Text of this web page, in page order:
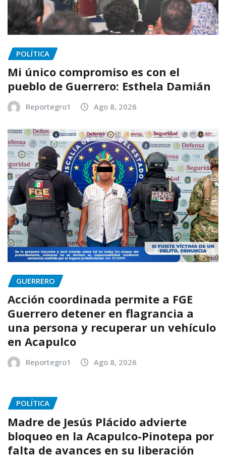
POLÍTICA
Mi único compromiso es con el
pueblo de Guerrero: Esthela Damián
Reportegro1 Ago 8, 2026
GUERRERO
Acción coordinada permite a FGE
Guerrero detener en flagrancia a
una persona y recuperar un vehículo
en Acapulco
Reportegro1 Ago 8, 2026
POLÍTICA
Madre de Jesús Plácido advierte
bloqueo en la Acapulco-Pinotepa por
falta de avances en su liberación